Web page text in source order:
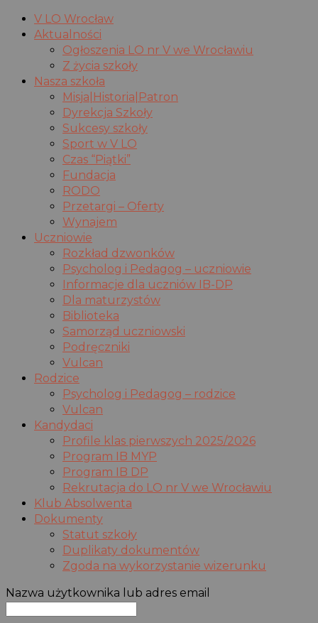
V LO Wrocław
Aktualności
Ogłoszenia LO nr V we Wrocławiu
Z życia szkoły
Nasza szkoła
Misja|Historia|Patron
Dyrekcja Szkoły
Sukcesy szkoły
Sport w V LO
Czas “Piątki”
Fundacja
RODO
Przetargi – Oferty
Wynajem
Uczniowie
Rozkład dzwonków
Psycholog i Pedagog – uczniowie
Informacje dla uczniów IB-DP
Dla maturzystów
Biblioteka
Samorząd uczniowski
Podręczniki
Vulcan
Rodzice
Psycholog i Pedagog – rodzice
Vulcan
Kandydaci
Profile klas pierwszych 2025/2026
Program IB MYP
Program IB DP
Rekrutacja do LO nr V we Wrocławiu
Klub Absolwenta
Dokumenty
Statut szkoły
Duplikaty dokumentów
Zgoda na wykorzystanie wizerunku
Nazwa użytkownika lub adres email